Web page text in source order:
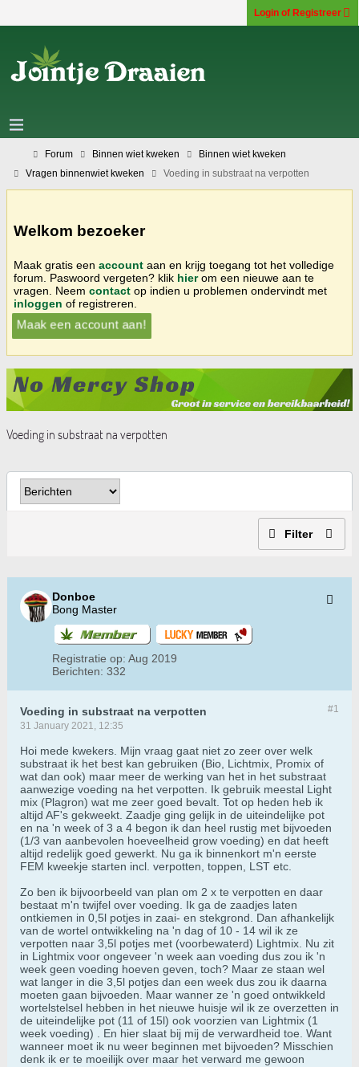
Login of Registreer
Forum Binnen wiet kweken
Binnen wiet kweken
Vragen binnenwiet kweken
Voeding in substraat na verpotten
Welkom bezoeker
Maak gratis een account aan en krijg toegang tot het volledige
forum. Paswoord vergeten? klik hierom een nieuwe aan te
vragen. Neem contact op indien u problemen ondervindt met
inloggen of registreren.
Maak een account aan!
Voeding in substraat na verpotten
Filter
Donboe
Bong Master
Registratie op: Aug 2019
Berichten: 332
#1
Voeding in substraat na verpotten
31 January 2021, 12:35
Hoi mede kwekers. Mijn vraag gaat niet zo zeer over welk
substraat ik het best kan gebruiken (Bio, Lichtmix, Promix of
wat dan ook) maar meer de werking van het in het substraat
aanwezige voeding na het verpotten. Ik gebruik meestal Light
mix (Plagron) wat me zeer goed bevalt. Tot op heden heb ik
altijd AF's gekweekt. Zaadje ging gelijk in de uiteindelijke pot
en na 'n week of 3 a 4 begon ik dan heel rustig met bijvoeden
(1/3 van aanbevolen hoeveelheid grow voeding) en dat heeft
altijd redelijk goed gewerkt. Nu ga ik binnenkort m'n eerste
FEM kweekje starten incl. verpotten, toppen, LST etc.
Zo ben ik bijvoorbeeld van plan om 2 x te verpotten en daar
bestaat m'n twijfel over voeding. Ik ga de zaadjes laten
ontkiemen in 0,5l potjes in zaai- en stekgrond. Dan afhankelijk
van de wortel ontwikkeling na 'n dag of 10 - 14 wil ik ze
verpotten naar 3,5l potjes met (voorbewaterd) Lightmix. Nu zit
in Lightmix voor ongeveer 'n week aan voeding dus zou ik 'n
week geen voeding hoeven geven, toch? Maar ze staan wel
wat langer in die 3,5l potjes dan een week dus zou ik daarna
moeten gaan bijvoeden. Maar wanner ze 'n goed ontwikkeld
wortelstelsel hebben in het nieuwe huisje wil ik ze overzetten in
de uiteindelijke pot (11 of 15l) ook voorzien van Lightmix (1
week voeding) . En hier slaat bij mij de verwardheid toe. Want
wanneer moet ik nu weer beginnen met bijvoeden? Misschien
denk ik er te moeilijk over maar het verward me gewoon